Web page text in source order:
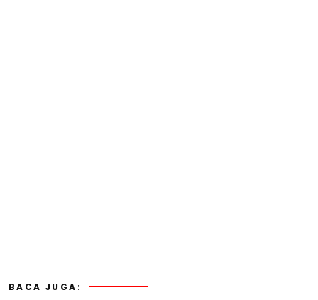
BACA JUGA: